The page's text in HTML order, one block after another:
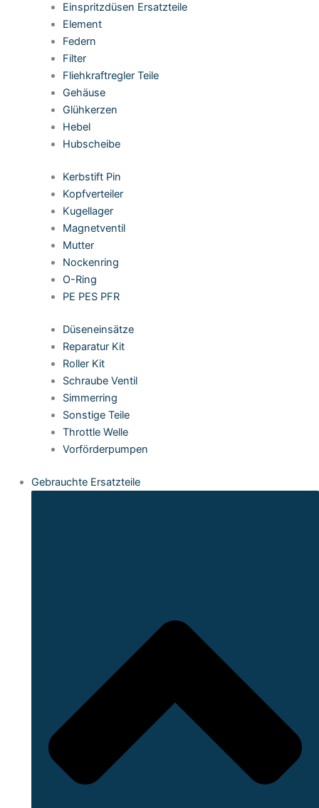
Einspritzdüsen Ersatzteile
Element
Federn
Filter
Fliehkraftregler Teile
Gehäuse
Glühkerzen
Hebel
Hubscheibe
Kerbstift Pin
Kopfverteiler
Kugellager
Magnetventil
Mutter
Nockenring
O-Ring
PE PES PFR
Düseneinsätze
Reparatur Kit
Roller Kit
Schraube Ventil
Simmerring
Sonstige Teile
Throttle Welle
Vorförderpumpen
Gebrauchte Ersatzteile